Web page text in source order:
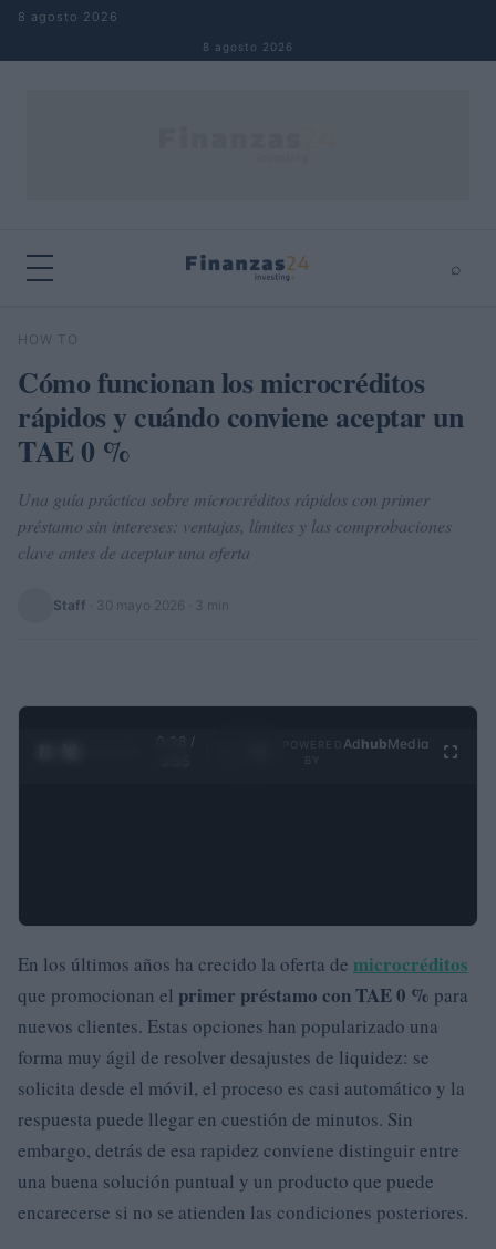
Saltar al contenido
8 agosto 2026
8 agosto 2026
⌕
Buscar
HOW TO
Cómo funcionan los microcréditos
rápidos y cuándo conviene aceptar un
TAE 0 %
Una guía práctica sobre microcréditos rápidos con primer
préstamo sin intereses: ventajas, límites y las comprobaciones
clave antes de aceptar una oferta
Staff 30 mayo 2026 · 3 min
0:29 /
Ad hubMedia
En los últimos años ha crecido la oferta de microcréditos
que promocionan el primer préstamo con TAE 0 % para
nuevos clientes. Estas opciones han popularizado una
forma muy ágil de resolver desajustes de liquidez: se
solicita desde el móvil, el proceso es casi automático y la
respuesta puede llegar en cuestión de minutos. Sin
embargo, detrás de esa rapidez conviene distinguir entre
una buena solución puntual y un producto que puede
encarecerse si no se atienden las condiciones posteriores.